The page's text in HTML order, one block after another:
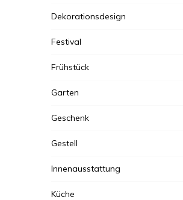
Dekorationsdesign
Festival
Frühstück
Garten
Geschenk
Gestell
Innenausstattung
Küche